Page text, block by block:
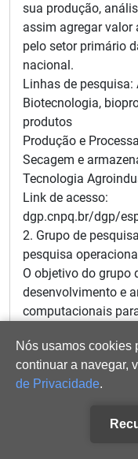
sua produção,
assim agregar valor
pelo setor primário
nacional.
Linhas de
Biotecnologia,
produtos
Produção e
Secagem e
Tecnologia
Link de acesso:
dgp.cnpq.br/dgp/
2. Grupo de
pesquisa
O objetivo do grupo
desenvolvimento e
computacionais
metodologias e
grupo pretende
pesquisa
Linhas de
Nós usamos cookies
continuar a navegar,
de Privacidade.